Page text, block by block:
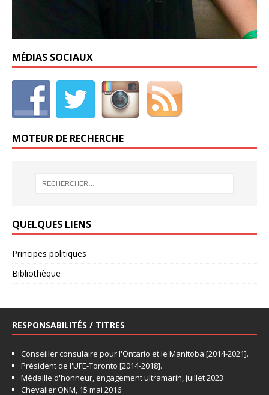
MÉDIAS SOCIAUX
MOTEUR DE RECHERCHE
QUELQUES LIENS
Principes politiques
Bibliothèque
RESPONSABILITÉS / TITRES
Conseiller consulaire pour l'Ontario et le Manitoba [2014-2021].
Président de l'UFE-Toronto [2014-2018].
Médaille d'honneur, engagement ultramarin, juillet 2023
Chevalier ONM, 15 mai 2016